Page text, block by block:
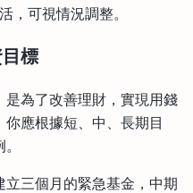
，可視情況調整。
標
為了改善理財，實現用錢
應根據短、中、長期目
三個月的緊急基金，中期